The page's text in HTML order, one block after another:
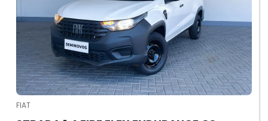
FIAT